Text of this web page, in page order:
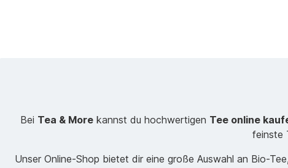
Bei Tea & Morekannst du hochwertigen Tee online
feinste
Unser Online-Shop bietet dir eine große Auswahl an Bio-